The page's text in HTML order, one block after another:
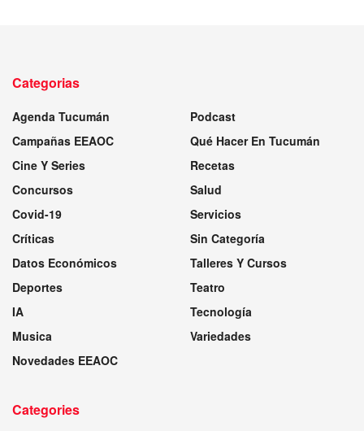
Categorias
Agenda Tucumán
Campañas EEAOC
Cine Y Series
Concursos
Covid-19
Críticas
Datos Económicos
Deportes
IA
Musica
Novedades EEAOC
Podcast
Qué Hacer En Tucumán
Recetas
Salud
Servicios
Sin Categoría
Talleres Y Cursos
Teatro
Tecnología
Variedades
Categories